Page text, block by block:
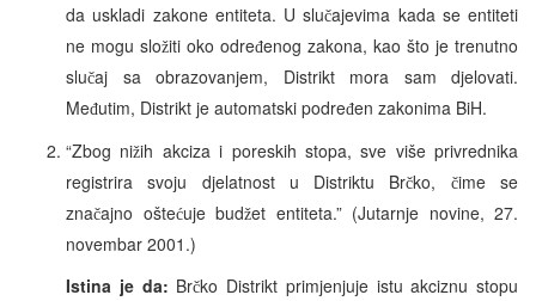
da uskladi zakone entiteta. U slučajevima kada se entiteti
ne mogu složiti oko određenog zakona, kao što je trenutno
slučaj sa obrazovanjem, Distrikt mora sam djelovati.
Međutim, Distrikt je automatski podređen zakonima BiH.
“Zbog nižih akciza i poreskih stopa, sve više privrednika
registrira svoju djelatnost u Distriktu Brčko, čime se
značajno oštećuje budžet entiteta.” (Jutarnje novine, 27.
novembar 2001.)
Istina je da: Brčko Distrikt primjenjuje istu akciznu stopu